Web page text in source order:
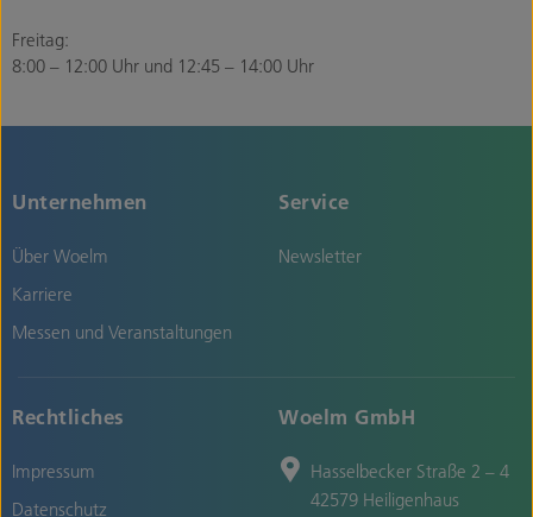
Freitag:
8:00 – 12:00 Uhr und 12:45 – 14:00 Uhr
Unternehmen
Über Woelm
Karriere
Messen und Veranstaltungen
Service
Newsletter
Rechtliches
Impressum
Datenschutz
Woelm GmbH
Hasselbecker Straße 2 – 4
42579 Heiligenhaus